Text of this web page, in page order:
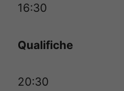
16:30
Qualifiche
20:30